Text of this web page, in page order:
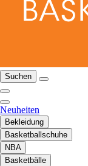
Suchen
Neuheiten
Bekleidung
Basketballschuhe
NBA
Basketbälle